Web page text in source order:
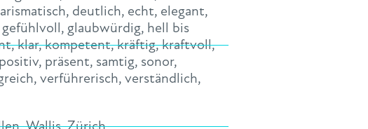
, deutlich, echt, elegant,
gefühlvoll, glaubwürdig, hell bis
,klar,kompetent,kräftig,kraftvoll,
positiv, präsent, samtig, sonor,
, verführerisch, verständlich,